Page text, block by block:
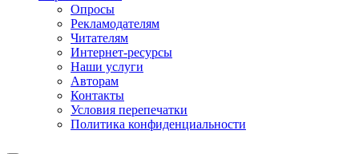
Опросы
Рекламодателям
Читателям
Интернет-ресурсы
Наши услуги
Авторам
Контакты
Условия перепечатки
Политика конфиденциальности